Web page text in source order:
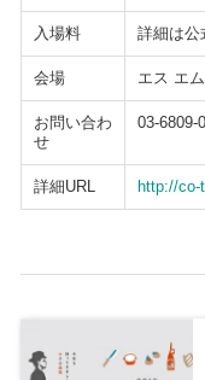
入場料 詳細は公
会場 エス エ
お問い合わ
せ
03-6809-
詳細URL http://co-